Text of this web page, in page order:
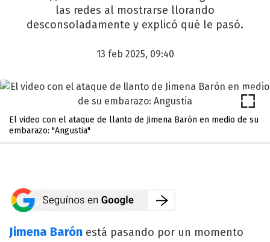
las redes al mostrarse llorando
desconsoladamente y explicó qué le pasó.
13 feb 2025, 09:40
El video con el ataque de llanto de Jimena Barón en medio de su
embarazo: "Angustia"
Jimena Barón está pasando por un momento